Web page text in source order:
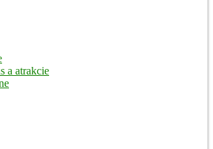
a atrakcie